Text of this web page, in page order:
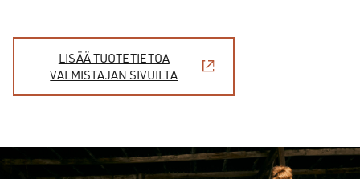
LISÄÄ TUOTETIETOA
VALMISTAJAN SIVUILTA